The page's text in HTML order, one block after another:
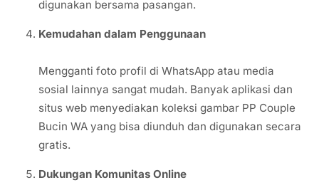
digunakan bersama pasangan.
Kemudahan dalam Penggunaan
Mengganti foto profil di WhatsApp atau media
sosial lainnya sangat mudah. Banyak aplikasi dan
situs web menyediakan koleksi gambar PP Couple
Bucin WA yang bisa diunduh dan digunakan secara
gratis.
Dukungan Komunitas Online